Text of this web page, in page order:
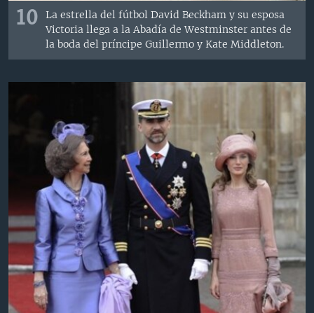
10
La estrella del fútbol David Beckham y su esposa
Victoria llega a la Abadía de Westminster antes de
la boda del príncipe Guillermo y Kate Middleton.